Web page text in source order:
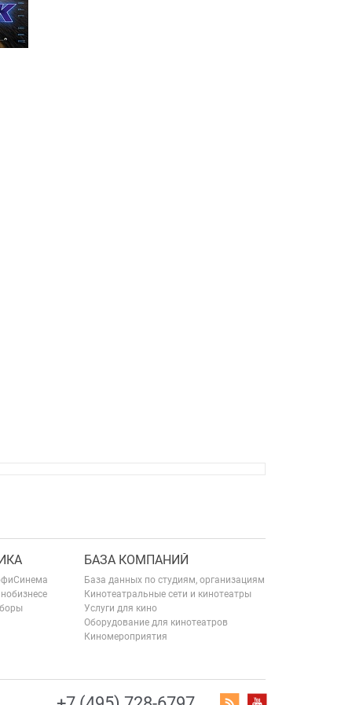
БАЗА КОМПАНИЙ
База данных по студиям, организациям
Кинотеатральные сети и кинотеатры
Услуги для кино
Оборудование для кинотеатров
Киномероприятия